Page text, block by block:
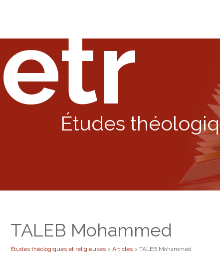
etr
Études
TALEB Mohammed
Études théologiques et religieuses > Articles > TALEB Mohammed